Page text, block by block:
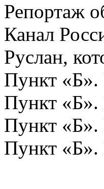
Репортаж
Канал
Руслан,
Пункт
Пункт «Б».
Пункт
Пункт «Б».